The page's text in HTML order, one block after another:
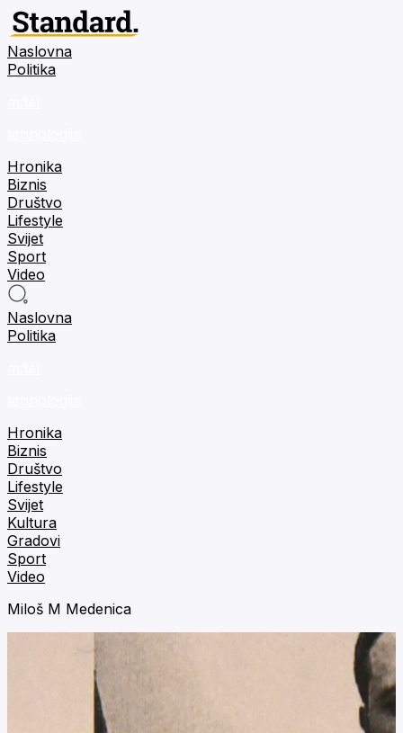
Naslovna
Politika
Hronika
Biznis
Društvo
Lifestyle
Svijet
Sport
Video
Naslovna
Politika
Hronika
Biznis
Društvo
Lifestyle
Svijet
Kultura
Gradovi
Sport
Video
Miloš M Medenica